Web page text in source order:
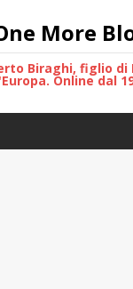
More
Biraghi, figlio
Online dal